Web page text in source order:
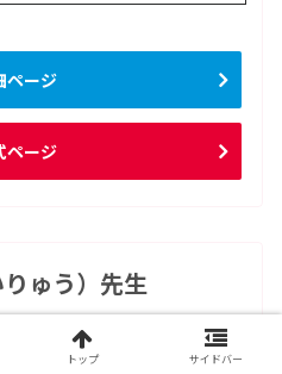
ページ
ページ
ゅう）先生
トップ サイドバー